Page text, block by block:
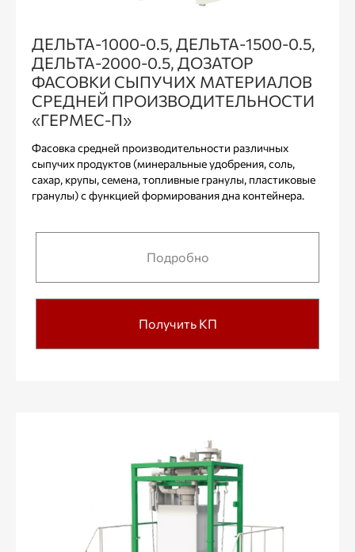
ДЕЛЬТА-1000-0.5, ДЕЛЬТА-1500-0.5,
ДЕЛЬТА-2000-0.5, ДОЗАТОР
ФАСОВКИ СЫПУЧИХ МАТЕРИАЛОВ
СРЕДНЕЙ ПРОИЗВОДИТЕЛЬНОСТИ
«ГЕРМЕС-П»
Фасовка средней производительности различных
сыпучих продуктов (минеральные удобрения, соль,
сахар, крупы, семена, топливные гранулы, пластиковые
гранулы) с функцией формирования дна контейнера.
Подробно
Получить КП